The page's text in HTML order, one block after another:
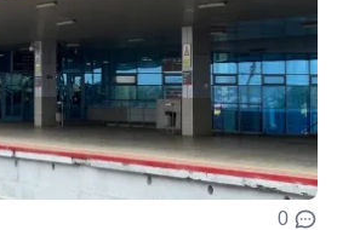
0